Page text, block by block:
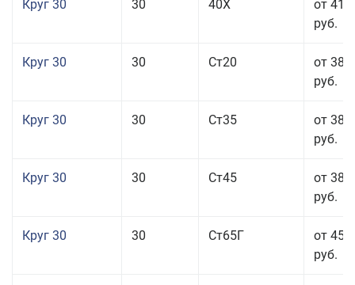
Круг 30 30 40Х
от 41
руб.
Круг 30 30 Ст20
от 38
руб.
Круг 30 30 Ст35
от 38
руб.
Круг 30 30 Ст45
от 38
руб.
Круг 30 30 Ст65Г
от 45
руб.